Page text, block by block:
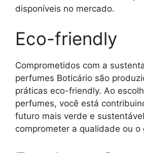
disponíveis no mercado.
Eco-friendly
Comprometidos com a
perfumes Boticário são
práticas eco-friendly. Ao
perfumes, você está
futuro mais verde e
comprometer a qualidade ou o